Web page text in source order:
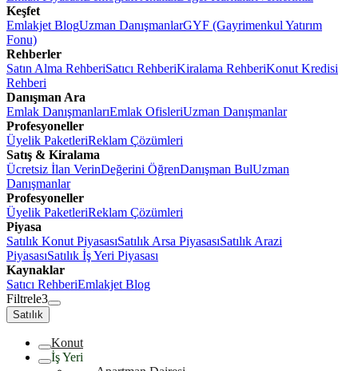
Keşfet
Emlakjet BlogUzman DanışmanlarGYF (Gayrimenkul Yatırım
Fonu)
Rehberler
Satın Alma RehberiSatıcı RehberiKiralama RehberiKonut Kredisi
Rehberi
Danışman Ara
Emlak DanışmanlarıEmlak OfisleriUzman Danışmanlar
Profesyoneller
Üyelik PaketleriReklam Çözümleri
Satış & Kiralama
Ücretsiz İlan VerinDeğerini ÖğrenDanışman BulUzman
Danışmanlar
Profesyoneller
Üyelik PaketleriReklam Çözümleri
Piyasa
Satılık Konut PiyasasıSatılık Arsa PiyasasıSatılık Arazi
PiyasasıSatılık İş Yeri Piyasası
Kaynaklar
Satıcı RehberiEmlakjet Blog
Filtrele3
Satılık
Konut
İş Yeri